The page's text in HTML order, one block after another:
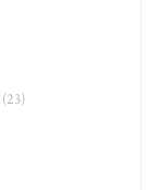
(23)